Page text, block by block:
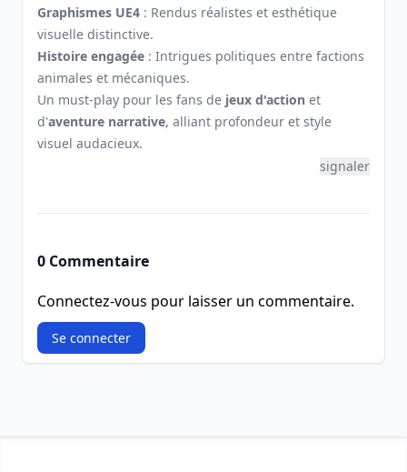
Graphismes UE4 : Rendus réalistes et esthétique
visuelle distinctive.
Histoire engagée : Intrigues politiques entre factions
animales et mécaniques.
Un must-play pour les fans de jeux d'action et
d'aventure narrative, alliant profondeur et style
visuel audacieux.
signaler
0 Commentaire
Connectez-vous pour laisser un commentaire.
Se connecter